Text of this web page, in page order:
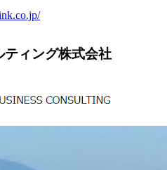
ティング株式会社